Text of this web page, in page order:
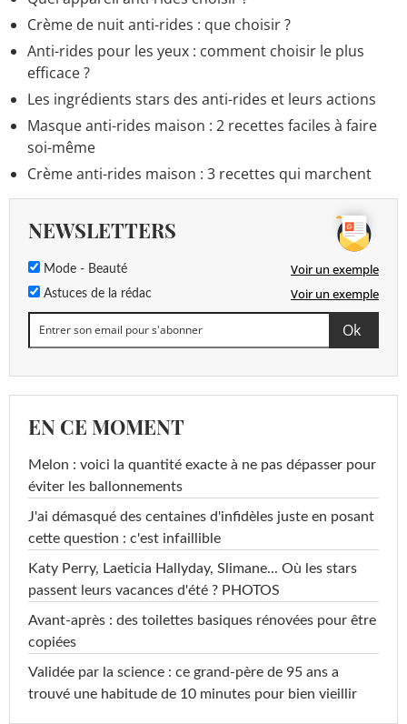
Crème de nuit anti-rides : que choisir ?
Anti-rides pour les yeux : comment choisir le plus
efficace ?
Les ingrédients stars des anti-rides et leurs actions
Masque anti-rides maison : 2 recettes faciles à faire
soi-même
Crème anti-rides maison : 3 recettes qui marchent
NEWSLETTERS
Mode - Beauté Voir un exemple
Astuces de la rédac Voir un exemple
EN CE MOMENT
Melon : voici la quantité exacte à ne pas dépasser pour
éviter les ballonnements
J'ai démasqué des centaines d'infidèles juste en posant
cette question : c'est infaillible
Katy Perry, Laeticia Hallyday, Slimane... Où les stars
passent leurs vacances d'été ? PHOTOS
Avant-après : des toilettes basiques rénovées pour être
copiées
Validée par la science : ce grand-père de 95 ans a
trouvé une habitude de 10 minutes pour bien vieillir